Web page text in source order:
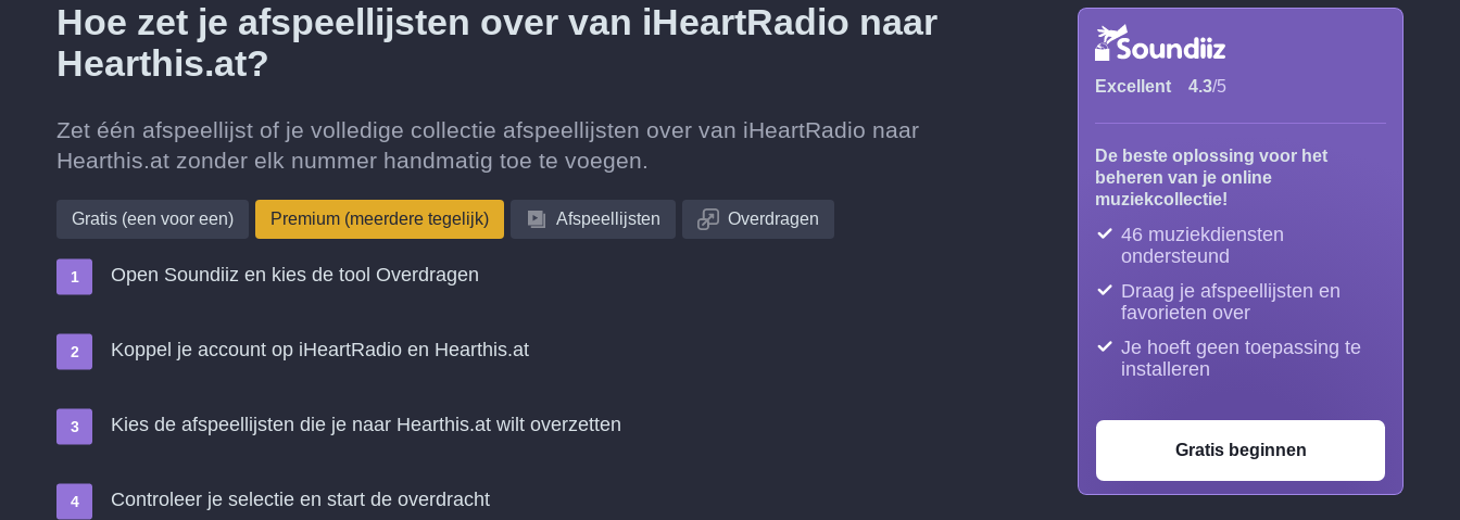
Hoe zet je afspeellijsten over van iHeartRadio naar
Hearthis.at?
Zet één afspeellijst of je volledige collectie afspeellijsten over van iHeartRadio naar
Hearthis.at zonder elk nummer handmatig toe te voegen.
Gratis (een voor een) Premium (meerdere tegelijk) Afspeellijsten Overdragen
Open Soundiiz en kies de tool Overdragen
Koppel je account op iHeartRadio en Hearthis.at
Kies de afspeellijsten die je naar Hearthis.at wilt overzetten
Controleer je selectie en start de overdracht
Excellent 4.3/5
De beste oplossing voor het
beheren van je online
muziekcollectie!
46 muziekdiensten
ondersteund
Draag je afspeellijsten en
favorieten over
Je hoeft geen toepassing te
installeren
Gratis beginnen